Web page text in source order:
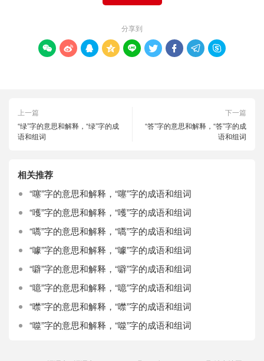
分享到
        
上一篇
“绿”字的意思和解释，“绿”字的成
语和组词
下一篇
“答”字的意思和解释，“答”字的成
语和组词
相关推荐
“噻”字的意思和解释，“噻”字的成语和组词
“嚄”字的意思和解释，“嚄”字的成语和组词
“嚆”字的意思和解释，“嚆”字的成语和组词
“噱”字的意思和解释，“噱”字的成语和组词
“噼”字的意思和解释，“噼”字的成语和组词
“噫”字的意思和解释，“噫”字的成语和组词
“噤”字的意思和解释，“噤”字的成语和组词
“噬”字的意思和解释，“噬”字的成语和组词